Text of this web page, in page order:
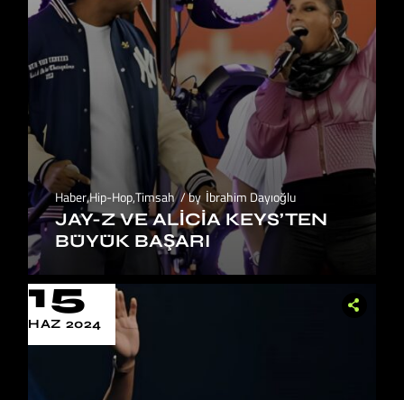
Haber,Hip-Hop,Timsah by İbrahim Dayıoğlu
JAY-Z VE ALICIA KEYS’TEN
BÜYÜK BAŞARI
15
HAZ 2024